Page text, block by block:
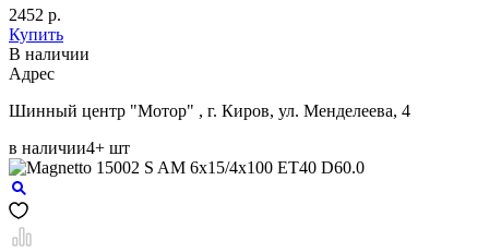
2452 р.
Купить
В наличии
Aдрес
Шинный центр "Мотор" , г. Киров, ул. Менделеева, 4
в наличии4+ шт